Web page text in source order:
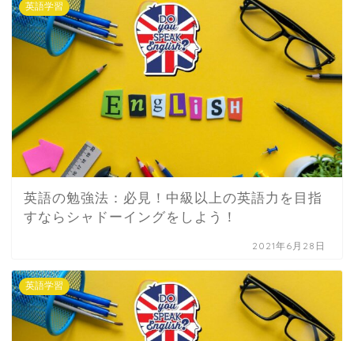
英語学習
英語の勉強法：必見！中級以上の英語力を目指
すならシャドーイングをしよう！
2021年6月28日
英語学習